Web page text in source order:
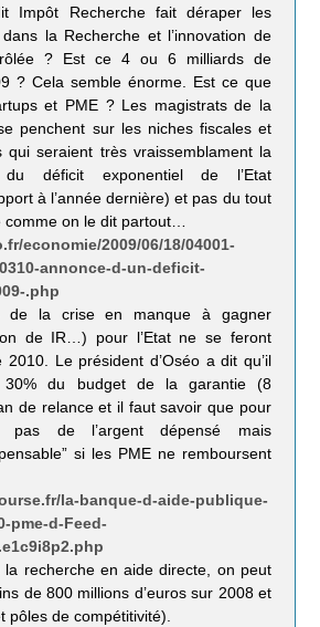
Impôt Recherche fait déraper les
la Recherche et l’innovation de
? Est ce 4 ou 6 milliards de
? Cela semble énorme. Est ce que
et PME ? Les magistrats de la
penchent sur les niches fiscales et
qui seraient très vraissemblament la
du déficit exponentiel de l’Etat
à l’année dernière) et pas du tout
comme on le dit partout…
economie/2009/06/18/04001-
annonce-d-un-deficit-
.php
de la crise en manque à gagner
de IR…) pour l’Etat ne se feront
2010. Le président d’Oséo a dit qu’il
30% du budget de la garantie (8
de relance et il faut savoir que pour
pas de l’argent dépensé mais
si les PME ne remboursent
la-banque-d-aide-publique-
pme-d-Feed-
la recherche en aide directe, on peut
de 800 millions d’euros sur 2008 et
pôles de compétitivité).